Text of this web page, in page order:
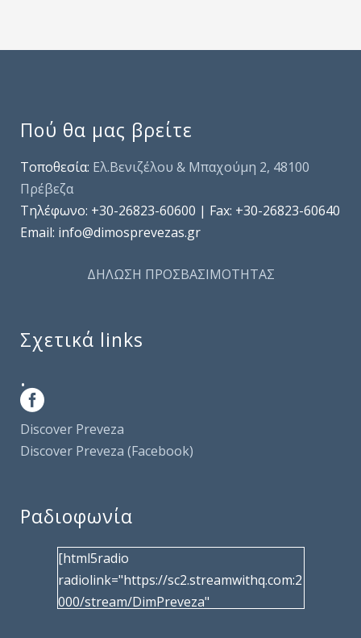
Πού θα μας βρείτε
Τοποθεσία: Ελ.Βενιζέλου & Μπαχούμη 2, 48100
Πρέβεζα
Τηλέφωνo: +30-26823-60600 | Fax: +30-26823-60640
Email: info@dimosprevezas.gr
ΔΗΛΩΣΗ ΠΡΟΣΒΑΣΙΜΟΤΗΤΑΣ
Σχετικά links
.
Discover Preveza
Discover Preveza (Facebook)
Ραδιοφωνία
[html5radio
radiolink="https://sc2.streamwithq.com:2
000/stream/DimPreveza"